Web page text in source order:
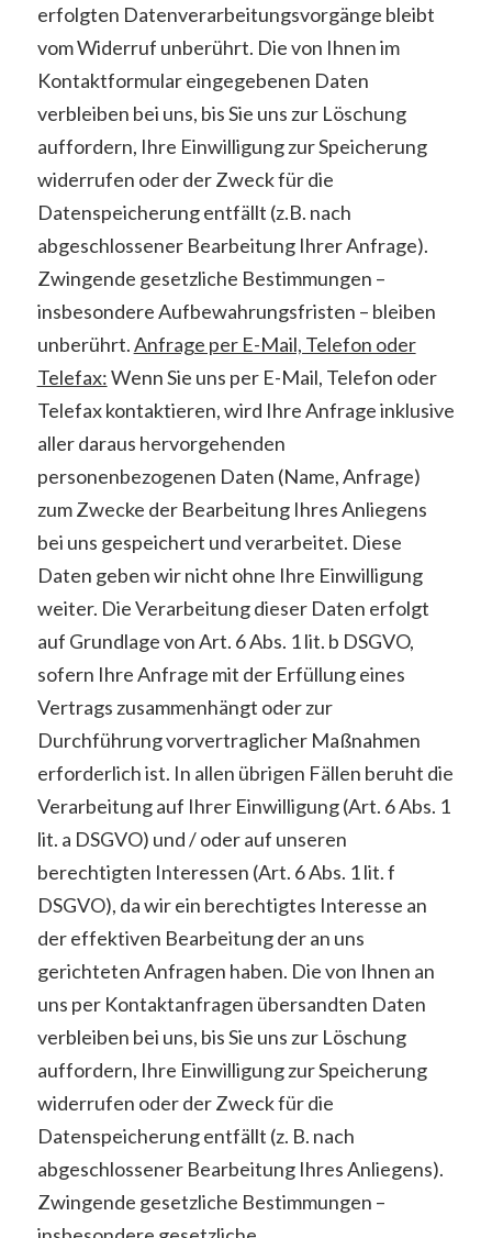
erfolgten Datenverarbeitungsvorgänge bleibt
vom Widerruf unberührt. Die von Ihnen im
Kontaktformular eingegebenen Daten
verbleiben bei uns, bis Sie uns zur Löschung
auffordern, Ihre Einwilligung zur Speicherung
widerrufen oder der Zweck für die
Datenspeicherung entfällt (z.B. nach
abgeschlossener Bearbeitung Ihrer Anfrage).
Zwingende gesetzliche Bestimmungen –
insbesondere Aufbewahrungsfristen – bleiben
unberührt.Anfrage per E-Mail, Telefon oder
Telefax:Wenn Sie uns per E-Mail, Telefon oder
Telefax kontaktieren, wird Ihre Anfrage inklusive
aller daraus hervorgehenden
personenbezogenen Daten (Name, Anfrage)
zum Zwecke der Bearbeitung Ihres Anliegens
bei uns gespeichert und verarbeitet. Diese
Daten geben wir nicht ohne Ihre Einwilligung
weiter. Die Verarbeitung dieser Daten erfolgt
auf Grundlage von Art. 6 Abs. 1 lit. b DSGVO,
sofern Ihre Anfrage mit der Erfüllung eines
Vertrags zusammenhängt oder zur
Durchführung vorvertraglicher Maßnahmen
erforderlich ist. In allen übrigen Fällen beruht die
Verarbeitung auf Ihrer Einwilligung (Art. 6 Abs. 1
lit. a DSGVO) und / oder auf unseren
berechtigten Interessen (Art. 6 Abs. 1 lit. f
DSGVO), da wir ein berechtigtes Interesse an
der effektiven Bearbeitung der an uns
gerichteten Anfragen haben. Die von Ihnen an
uns per Kontaktanfragen übersandten Daten
verbleiben bei uns, bis Sie uns zur Löschung
auffordern, Ihre Einwilligung zur Speicherung
widerrufen oder der Zweck für die
Datenspeicherung entfällt (z. B. nach
abgeschlossener Bearbeitung Ihres Anliegens).
Zwingende gesetzliche Bestimmungen –